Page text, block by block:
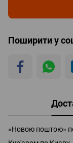
Поширити у
«Новою поштою»